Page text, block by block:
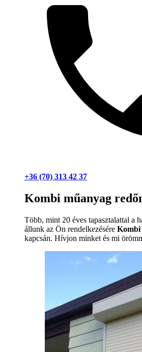
+36 (70) 313 42 37
Kombi műanyag
Több, mint 20 éves tapasztalattal a
állunk az Ön rendelkezésére Kombi
kapcsán. Hívjon minket és mi